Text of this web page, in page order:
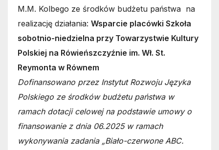
M.M. Kolbego ze środków budżetu państwa na
realizację działania: Wsparcie placówki Szkoła
sobotnio-niedzielna przy Towarzystwie Kultury
Polskiej na Rówieńszczyźnie im. Wł. St.
Reymonta w Równem
Dofinansowano przez Instytut Rozwoju Języka
Polskiego ze środków budżetu państwa w
ramach dotacji celowej na podstawie umowy o
finansowanie z dnia 06.2025 w ramach
wykonywania zadania „Biało-czerwone ABC.